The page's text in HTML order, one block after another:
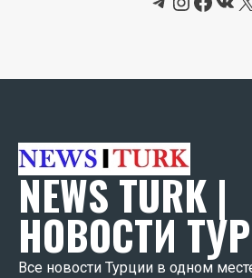
NEWS TURK |
НОВОСТИ
Все новости Турции в одном